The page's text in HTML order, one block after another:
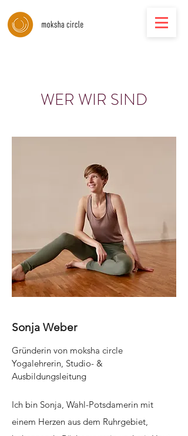
WER WIR SIND
Sonja Weber
Gründerin von moksha circle
Yogalehrerin, Studio- &
Ausbildungsleitung
Ich bin Sonja, Wahl-Potsdamerin mit
einem Herzen aus dem Ruhrgebiet,